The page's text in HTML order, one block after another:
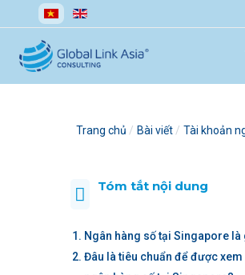
Chọn ngôn ngữ của bạn
Trang chủ Bài viết Tài khoản
Tóm tắt nội dung
Ngân hàng số tại Singapore là
Đâu là tiêu chuẩn để được xem